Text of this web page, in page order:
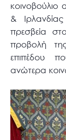
κοινοβούλιο
&
πρεσβεία
προβολή
επιπέδου
ανώτερα